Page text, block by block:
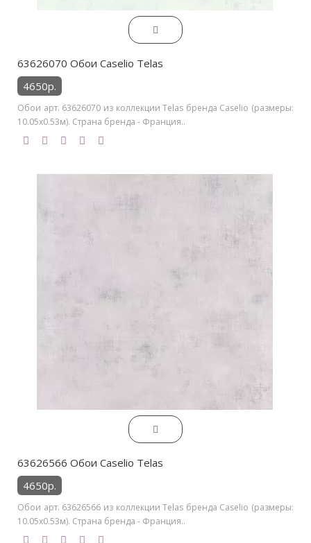
63626070 Обои Caselio Telas
4650р.
Обои арт. 63626070 из коллекции Telas бренда Caselio (размеры:
10.05х0.53м). Страна бренда - Франция..
63626566 Обои Caselio Telas
4650р.
Обои арт. 63626566 из коллекции Telas бренда Caselio (размеры:
10.05х0.53м). Страна бренда - Франция..